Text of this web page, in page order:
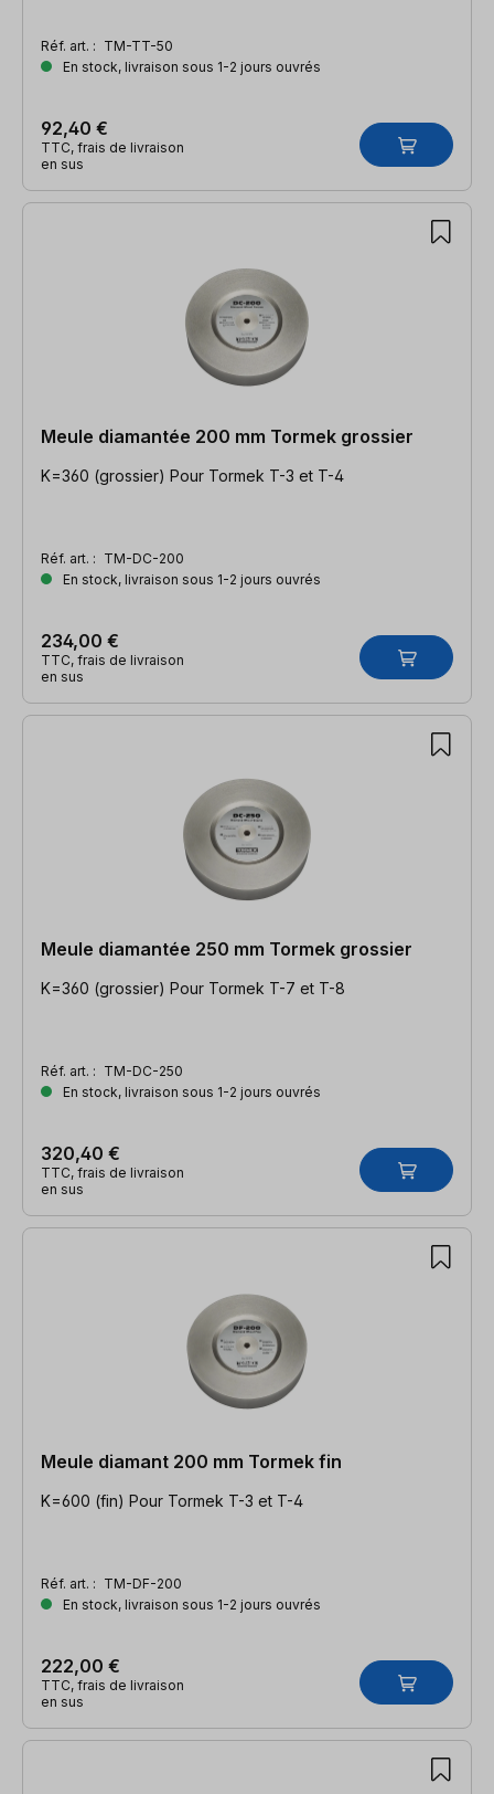
Réf. art. : TM-TT-50
En stock, livraison sous 1-2 jours ouvrés
92,40 €
TTC, frais de livraison
en sus
Meule diamantée 200 mm Tormek grossier
K=360 (grossier) Pour Tormek T-3 et T-4
Réf. art. : TM-DC-200
En stock, livraison sous 1-2 jours ouvrés
234,00 €
TTC, frais de livraison
en sus
Meule diamantée 250 mm Tormek grossier
K=360 (grossier) Pour Tormek T-7 et T-8
Réf. art. : TM-DC-250
En stock, livraison sous 1-2 jours ouvrés
320,40 €
TTC, frais de livraison
en sus
Meule diamant 200 mm Tormek fin
K=600 (fin) Pour Tormek T-3 et T-4
Réf. art. : TM-DF-200
En stock, livraison sous 1-2 jours ouvrés
222,00 €
TTC, frais de livraison
en sus